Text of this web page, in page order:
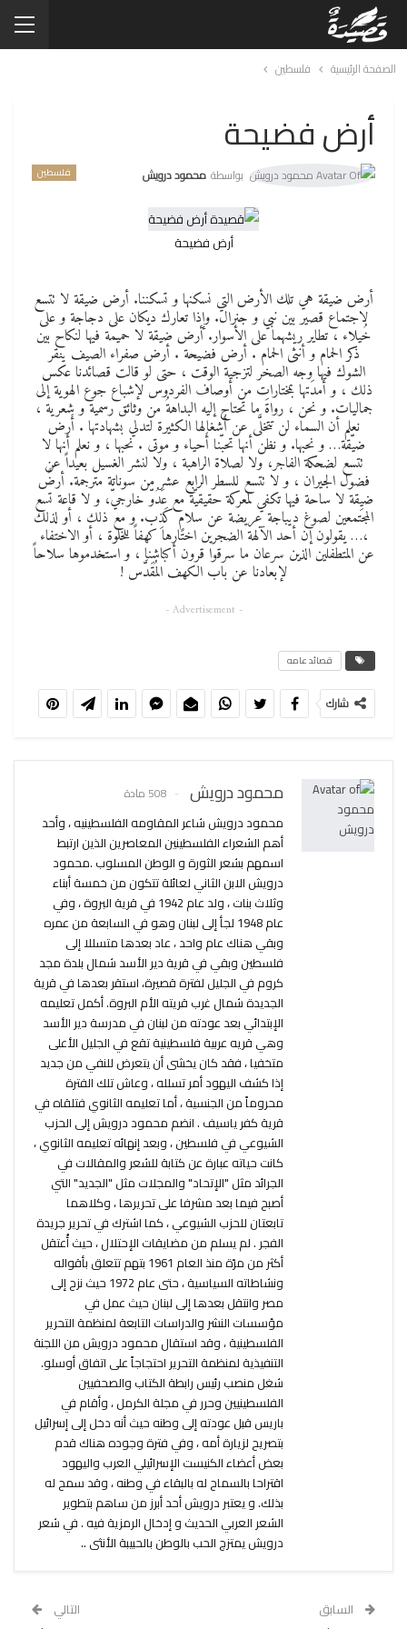
الصفحة الرئيسية فلسطين
أرض فضيحة
فلسطين بواسطة محمود درويش
أرض فضيحة
أرض ضيقة هي تلك الأرض التي نسكنها و تسكننا. أرض ضيقة لا تتسع
لاجتماع قصير بين نبي و جنرال. وإذا تعارك ديكان على دجاجة و على
خُيلاء ، تطاير ريشهما على الأسوار. أرض ضيقة لا حميمة فيها لنكاح بين
ذكر الحمام و أنثى الحمام . أرض فضيحة . أرض صفراء الصيف ينقر
الشوك فيها وجه الصخر لتزجية الوقت ، حتى لو قالت قصائدنا عكس
ذلك ، و أمدَتها بمختارات من أوصاف الفردوس لإشباع جوع الهوية إلى
جماليات. و نحن ، رواةَ ما تحتاج إليه البداهةُ من وثائق رسمية و شعرية ،
نعلم أن السماء لن تتخلَّى عن أشغالها الكثيرة لتدلي بشهادتها . أَرض
ضيّقة… و نحبها. و نظن أنها تحبّنا أَحياء و موتى . نحبها ، و نعلم أنها لا
تتسع لضحكة الفاجر، ولا لصلاة الراهبة ، ولا لنشر الغسيل بعيداً عن
فضول الجيران ، و لا تتسع للسطر الرابع عشر من سوناتة مترجمة. أرضٌ
ضيِقة لا ساحة فيها تكفي لمعركة حقيقيّة مع عَدُوّ خارجيّ، و لا قاعة تسع
المجتمعين لصوغ ديباجة عريضة عن سلامٍ كَذِب. و مع ذلك ، أو لذلك
،… يقولون إن أحد الآلهة الضجرين اختارها كهفاً للخلوة ، أو الاختفاء
عن المتطفلين الذين سرعان ما سرقوا قرون أكباشنا ، و استخدموها سلاحاً
لإبعادنا عن باب الكهف المُقَدَّس !
- Advertisement -
قصائد عامه
شارك
محمود درويش 508 مادة
محمود درويش شاعر المقاومه الفلسطينيه ، وأحد
أهم الشعراء الفلسطينين المعاصرين الذين ارتبط
اسمهم بشعر الثورة و الوطن المسلوب .محمود
درويش الابن الثاني لعائلة تتكون من خمسة أبناء
وثلاث بنات ، ولد عام 1942 في قرية البروة ، وفي
عام 1948 لجأ إلى لبنان وهو في السابعة من عمره
وبقي هناك عام واحد ، عاد بعدها متسللا إلى
فلسطين وبقي في قرية دير الأسد شمال بلدة مجد
كروم في الجليل لفترة قصيرة، استقر بعدها في قرية
الجديدة شمال غرب قريته الأم البروة. أكمل تعليمه
الإبتدائي بعد عودته من لبنان في مدرسة دير الأسد
وهي قريه عربية فلسطينية تقع في الجليل الأعلى
متخفيا ، فقد كان يخشى أن يتعرض للنفي من جديد
إذا كشف اليهود أمر تسلله ، وعاش تلك الفترة
محروماً من الجنسية ، أما تعليمه الثانوي فتلقاه في
قرية كفر ياسيف . انضم محمود درويش إلى الحزب
الشيوعي في فلسطين ، وبعد إنهائه تعليمه الثانوي ،
كانت حياته عبارة عن كتابة للشعر والمقالات في
الجرائد مثل "الإتحاد" والمجلات مثل "الجديد" التي
أصبح فيما بعد مشرفا على تحريرها ، وكلاهما
تابعتان للحزب الشيوعي ، كما اشترك في تحرير جريدة
الفجر . لم يسلم من مضايقات الإحتلال ، حيث أُعتقل
أكثر من مرّة منذ العام 1961 بتهم تتعلق بأقواله
ونشاطاته السياسية ، حتى عام 1972 حيث نزح إلى
مصر وانتقل بعدها إلى لبنان حيث عمل في
مؤسسات النشر والدراسات التابعة لمنظمة التحرير
الفلسطينية ، وقد استقال محمود درويش من اللجنة
التنفيذية لمنظمة التحرير احتجاجاً على اتفاق أوسلو.
شغل منصب رئيس رابطة الكتاب والصحفيين
الفلسطينيين وحرر في مجلة الكرمل ، وأقام في
باريس قبل عودته إلى وطنه حيث أنه دخل إلى إسرائيل
بتصريح لزيارة أمه ، وفي فترة وجوده هناك قدم
بعض أعضاء الكنيست الإسرائيلي العرب واليهود
اقتراحا بالسماح له بالبقاء في وطنه ، وقد سمح له
بذلك. و يعتبر درويش أحد أبرز من ساهم بتطوير
الشعر العربي الحديث و إدخال الرمزية فيه . في شعر
درويش يمتزج الحب بالوطن بالحبيبة الأنثى ..
السابق التالي